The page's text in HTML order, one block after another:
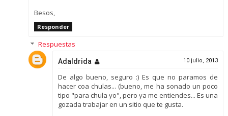
Besos,
Responder
Respuestas
Adaldrida 10 julio, 2013
De algo bueno, seguro :) Es que no paramos de
hacer coa chulas... (bueno, me ha sonado un poco
tipo "para chula yo", pero ya me entiendes... Es una
gozada trabajar en un sitio que te gusta.